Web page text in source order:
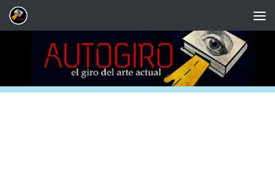
Saltar al contenido